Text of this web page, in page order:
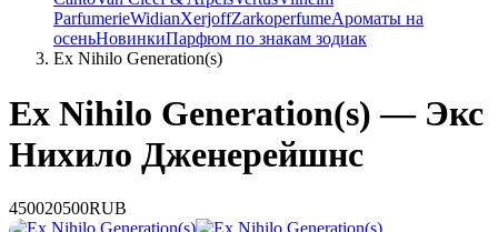
ParfumerieWidianXerjoffZarkoperfumeАроматы на
осеньНовинкиПарфюм по знакам зодиак
Ex Nihilo Generation(s)
Ex Nihilo Generation(s) — Экс
Нихило Дженерейшнс
450020500RUB